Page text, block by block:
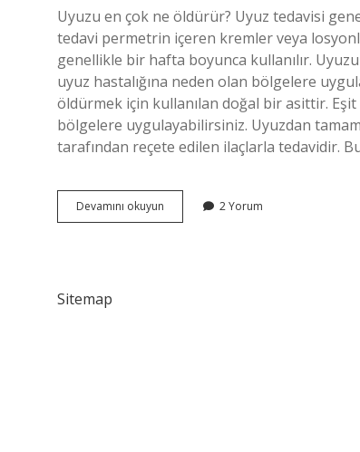
Uyuzu en çok ne öldürür? Uyuz tedavisi
tedavi permetrin içeren kremler veya
genellikle bir hafta boyunca kullanılır.
uyuz hastalığına neden olan bölgelere
öldürmek için kullanılan doğal bir asittir. Eşit
bölgelere uygulayabilirsiniz. Uyuzdan
tarafından reçete edilen ilaçlarla tedavidir.
Devamını okuyun
Ne
2 Yorum
Sitemap